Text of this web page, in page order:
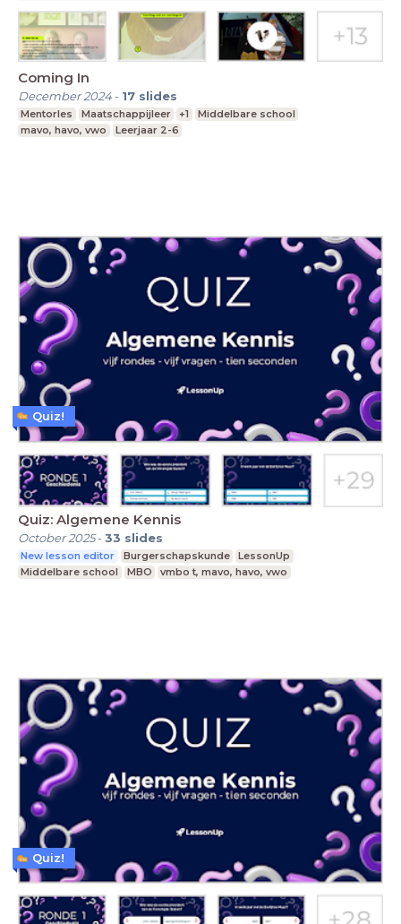
Coming In
December 2024- 17 slides
Mentorles Maatschappijleer +1
Middelbare school
mavo, havo, vwo
Leerjaar 2-6
Quiz: Algemene Kennis
October 2025-33 slides
New lesson editor Burgerschapskunde
LessonUp
Middelbare school
MBO vmbo t, mavo, havo, vwo
Quiz!
Quiz!